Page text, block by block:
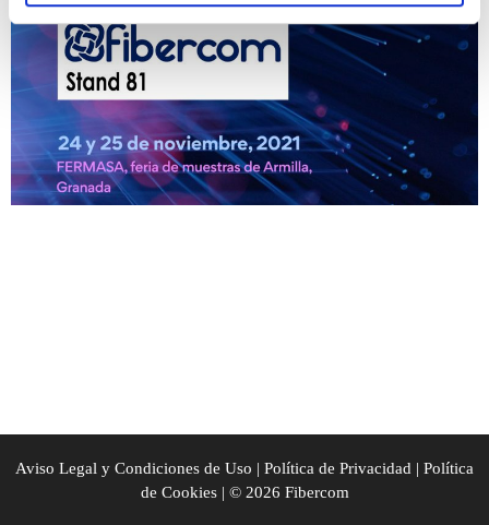
Aviso Legal y Condiciones de Uso | Política de Privacidad | Política
de Cookies| © 2026 Fibercom